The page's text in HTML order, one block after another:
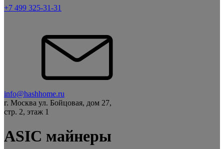
+7 499 325-31-31
info@hashhome.ru
г. Москва ул. Бойцовая, дом 27,
стр. 2, этаж 1
ASIC майнеры